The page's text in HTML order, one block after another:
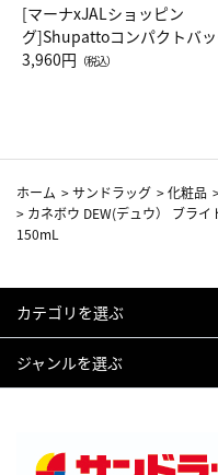
[マーナxJALショッピン
グ]Shupattoコンパクトバ
Drop JAL客室乗務員（LC）ス
3,960円 （税込）
ホーム >サンドラッグ >化粧品
> カネボウ DEW(デュウ） ブラ
150mL
カテゴリを選ぶ
ジャンルを選ぶ